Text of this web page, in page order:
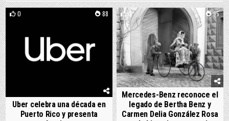
0 88
Uber celebra una década en
Puerto Rico y presenta
0 95
Mercedes-Benz reconoce el
legado de Bertha Benz y
Carmen Delia González Rosa